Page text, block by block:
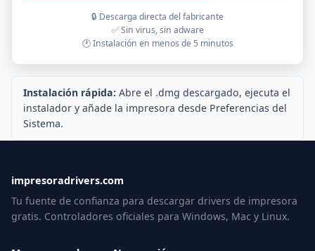
🔒 Descarga directa del fabricante
✅ Sin virus, sin adware
🕐 Instalación en menos de 5 minutos
Instalación rápida: Abre el .dmg descargado, ejecuta el
instalador y añade la impresora desde Preferencias del
Sistema.
impresoradrivers.com
Tu fuente de confianza para descargar drivers de impresora
gratis. Controladores oficiales para Windows, Mac y Linux.